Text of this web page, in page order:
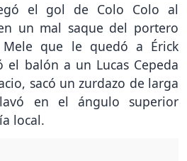
el gol de Colo Colo al
un mal saque del portero
Mele que le quedó a Érick
el balón a un Lucas Cepeda
sacó un zurdazo de larga
en el ángulo superior
local.